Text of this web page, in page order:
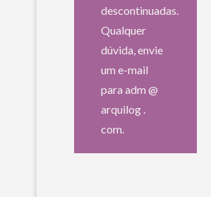
descontinuadas.
Qualquer
dúvida, envie
um e-mail
para adm @
arquilog .
com.